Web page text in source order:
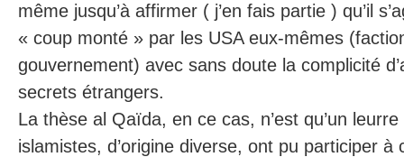
même jusqu’à affirmer ( j’en fais partie ) qu’il
« coup monté » par les USA eux-mêmes
gouvernement) avec sans doute la complicité
secrets étrangers.
La thèse al Qaïda, en ce cas, n’est qu’un
islamistes, d’origine diverse, ont pu participer à